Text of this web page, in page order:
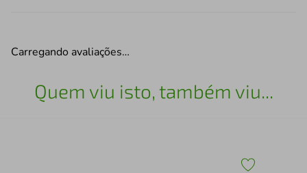
Carregando avaliações…
Quem viu isto, também viu...